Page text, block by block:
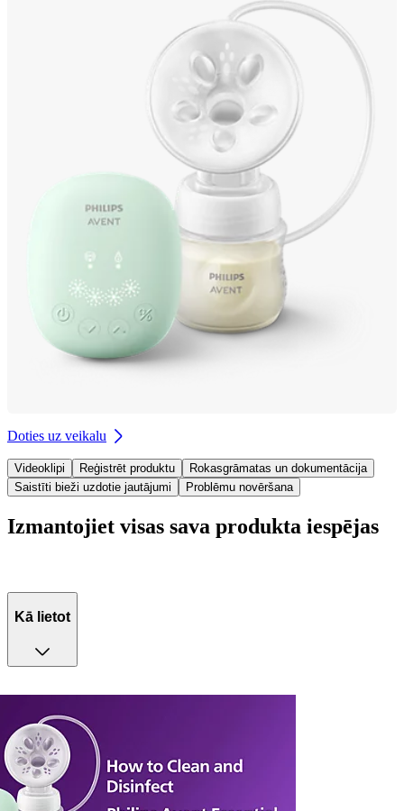
Doties uz veikalu
Videoklipi Reģistrēt produktu
Rokasgrāmatas un dokumentācija
Saistīti bieži uzdotie jautājumi
Problēmu novēršana
Izmantojiet visas sava produkta iespējas
Kā lietot